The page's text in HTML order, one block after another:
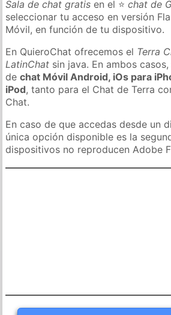
Sala de chat gratis en el ⭐chat de
seleccionar tu acceso en versión
Móvil, en función de tu dispositivo.
En QuieroChat ofrecemos el Terra
LatinChat sin java. En ambos
dechat Móvil Android, iOs para
iPod, tanto para el Chat de Terra
Chat.
En caso de que accedas desde un
única opción disponible es la
dispositivos no reproducen Adobe